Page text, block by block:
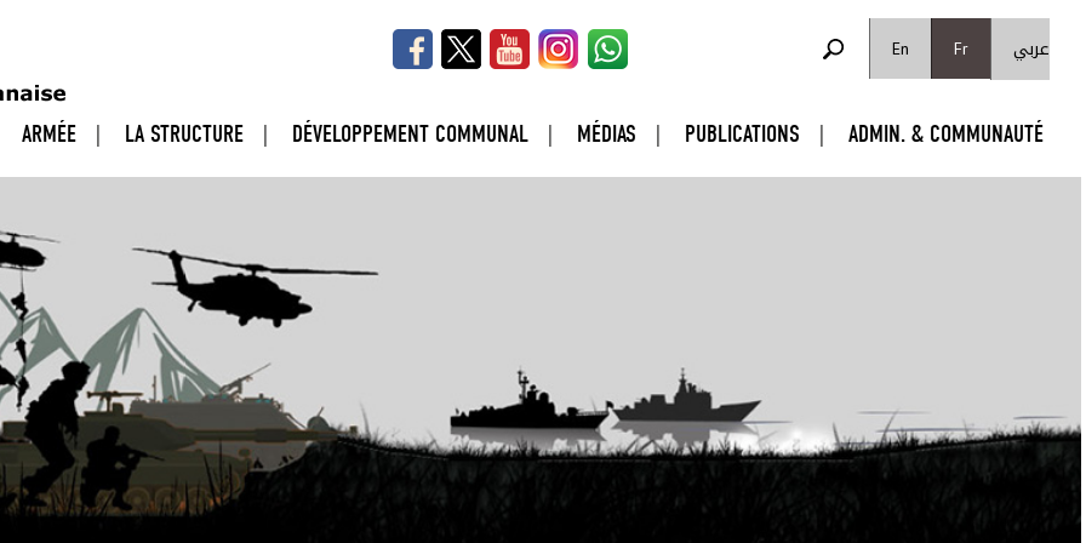
En
Fr عربي FORMULAIRE DE RECHERCHE
ARMÉE LA STRUCTURE DÉVELOPPEMENT COMMUNAL MÉDIAS PUBLICATIONS ADMIN. & COMMUNAUTÉ